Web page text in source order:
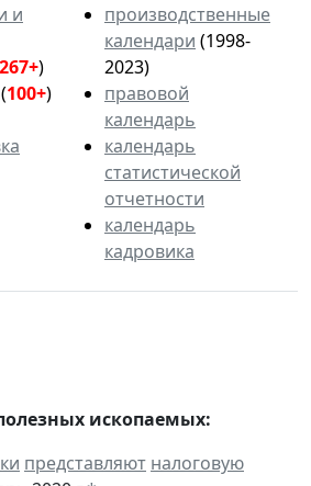
и
)
(100+)
производственные
календари (1998-
2023)
правовой
календарь
календарь
статистической
отчетности
календарь
кадровика
ископаемых:
представляют налоговую